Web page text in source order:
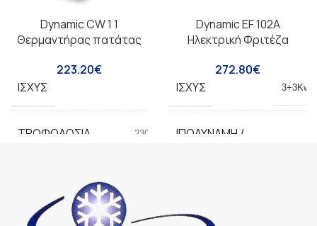
Dynamic CW 1 1
Θερμαντήρας πατάτας
223.20€
ΙΣΧΎΣ
600W
ΤΡΟΦΟΔΟΣΊΑ 230V/50HZ
ΕΠΙΠΛΈΟΝ
ΧΑΡΑΚΤΗΡΙΣΤΙΚΆ
δοχείου
Dynamic EF 102A
Ηλεκτρική Φριτέζα
272.80€
ΙΣΧΎΣ
3+3Kw
ΙΠΟΔΎΝΑΜΗ /